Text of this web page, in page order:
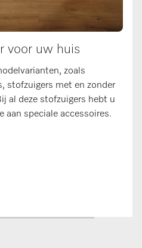
voor uw huis
zoals
stofzuigers met en zonder
al deze stofzuigers hebt u
aan speciale accessoires.